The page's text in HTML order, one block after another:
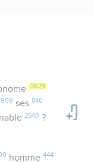
3623
ses846
2540 ?
homme 444